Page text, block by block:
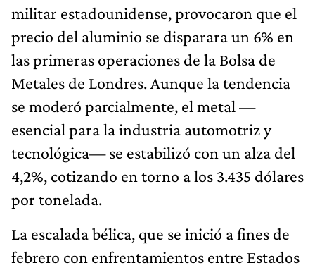
militar estadounidense, provocaron que el
precio del aluminio se disparara un 6% en
las primeras operaciones de la Bolsa de
Metales de Londres. Aunque la tendencia
se moderó parcialmente, el metal —
esencial para la industria automotriz y
tecnológica— se estabilizó con un alza del
4,2%, cotizando en torno a los 3.435 dólares
por tonelada.
La escalada bélica, que se inició a fines de
febrero con enfrentamientos entre Estados